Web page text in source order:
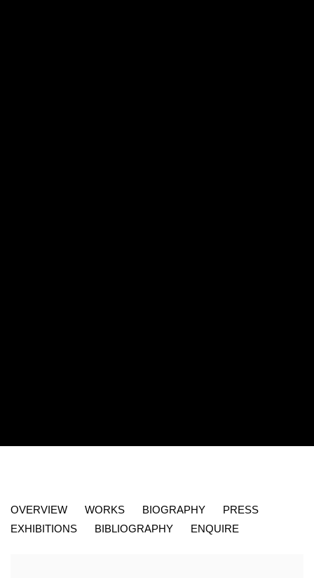
MARTIN SZEKELY (B. 1956) FRENCH
OVERVIEW WORKS BIOGRAPHY
PRESS
EXHIBITIONS
BIBLIOGRAPHY ENQUIRE